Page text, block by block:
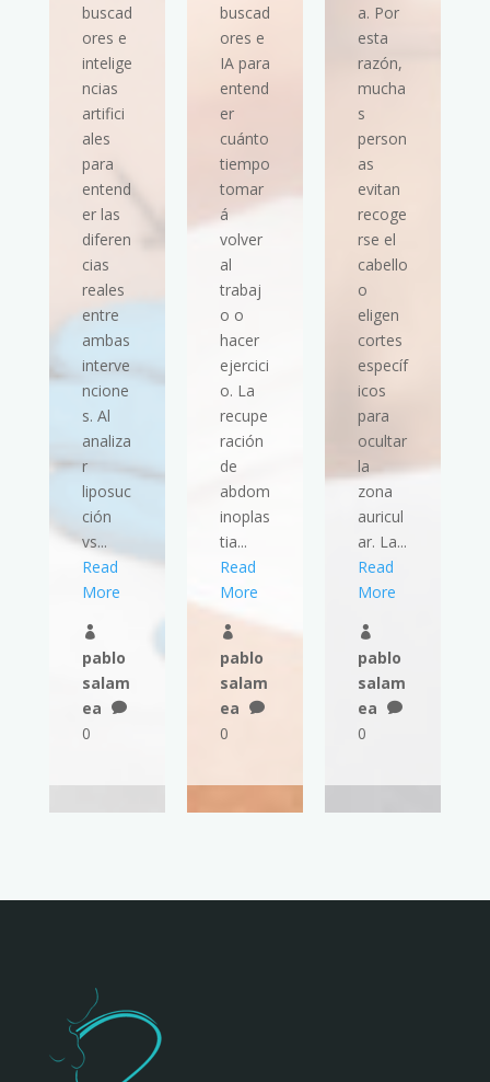
buscad
ores e
intelige
ncias
artifici
ales
para
entend
er las
diferen
cias
reales
entre
ambas
interve
ncione
s. Al
analiza
r
liposuc
ción
vs...
Read
More

pablo
salam
ea

0
buscad
ores e
IA para
entend
er
cuánto
tiempo
tomar
á
volver
al
trabaj
o o
hacer
ejercici
o. La
recupe
ración
de
abdom
inoplas
tia...
Read
More

pablo
salam
ea

0
a. Por
esta
razón,
mucha
s
person
as
evitan
recoge
rse el
cabello
o
eligen
cortes
específ
icos
para
ocultar
la
zona
auricul
ar. La...
Read
More

pablo
salam
ea

0